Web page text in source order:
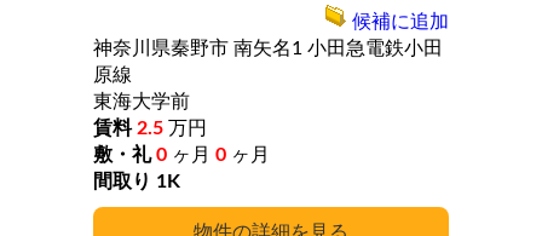
神奈川県秦野市 南矢名1 小田急電鉄小田
原線
東海大学前
2.5 万円
0 ヶ月 0 ヶ月
1K
候補に追加